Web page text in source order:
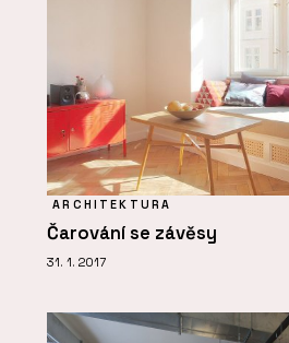
ARCHITEKTURA
Čarování se závěsy
31. 1. 2017